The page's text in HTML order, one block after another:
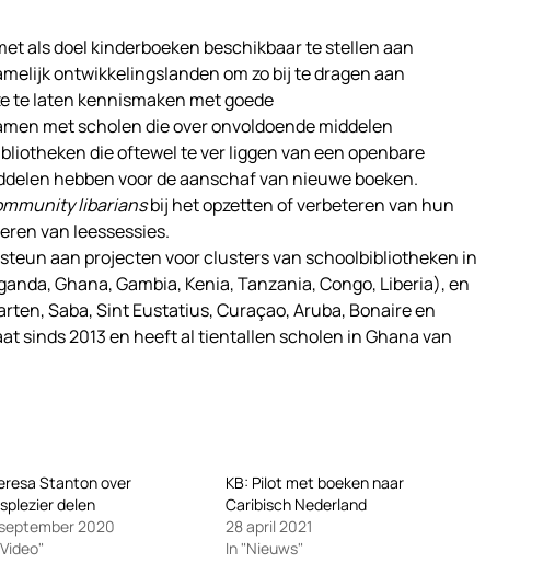
als doel kinderboeken beschikbaar te stellen aan
ontwikkelingslanden om zo bij te dragen aan
te laten kennismaken met goede
met scholen die over onvoldoende middelen
die oftewel te ver liggen van een openbare
hebben voor de aanschaf van nieuwe boeken.
libariansbij het opzetten of verbeteren van hun
van leessessies.
aan projecten voor clusters van schoolbibliotheken in
Ghana, Gambia, Kenia, Tanzania, Congo, Liberia), en
Saba, Sint Eustatius, Curaçao, Aruba, Bonaire en
sinds 2013 en heeft al tientallen scholen in Ghana van
Stanton over
delen
2020
KB: Pilot met boeken naar
Caribisch Nederland
28 april 2021
In "Nieuws"